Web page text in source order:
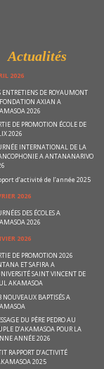
Actualités
2026
ENTRETIENS DE ROYAUMONT
AXIAN A
2026
DE PROMOTION ÉCOLE DE
2026
INTERNATIONAL DE LA
A ANTANANARIVO
d’activité de l’année 2025
2026
DES ÉCOLES A
2026
2026
DE PROMOTION 2026
ET SAFIRA A
SAINT VINCENT DE
AKAMASOA
NOUVEAUX BAPTISÉS A
DU PÈRE PEDRO AU
D’AKAMASOA POUR LA
ANNÉE 2026
RAPPORT D’ACTIVITÉ
2025